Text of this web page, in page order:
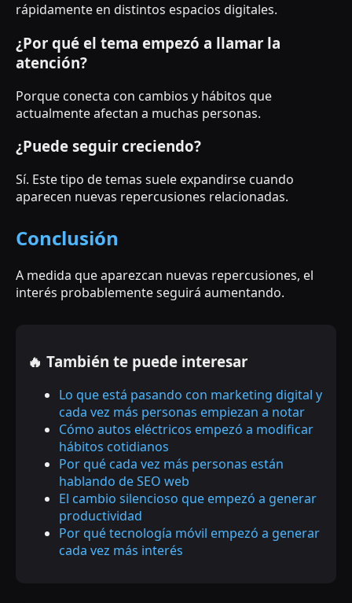
rápidamente en distintos espacios digitales.
¿Por qué el tema empezó a llamar la
atención?
Porque conecta con cambios y hábitos que
actualmente afectan a muchas personas.
¿Puede seguir creciendo?
Sí. Este tipo de temas suele expandirse cuando
aparecen nuevas repercusiones relacionadas.
Conclusión
A medida que aparezcan nuevas repercusiones, el
interés probablemente seguirá aumentando.
🔥 También te puede interesar
Lo que está pasando con marketing digital y
cada vez más personas empiezan a notar
Cómo autos eléctricos empezó a modificar
hábitos cotidianos
Por qué cada vez más personas están
hablando de SEO web
El cambio silencioso que empezó a generar
productividad
Por qué tecnología móvil empezó a generar
cada vez más interés